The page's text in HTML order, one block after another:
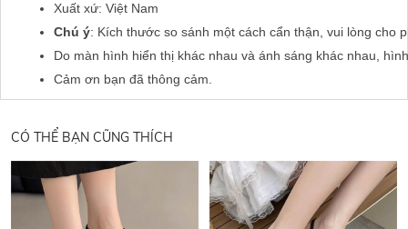
Xuất xứ: Việt Nam
Chú ý: Kích thước so sánh một cách cẩn thận, vui lòng cho
Do màn hình hiển thị khác nhau và ánh sáng khác nhau,
Cảm ơn bạn đã thông cảm.
CÓ THỂ BẠN CŨNG THÍCH